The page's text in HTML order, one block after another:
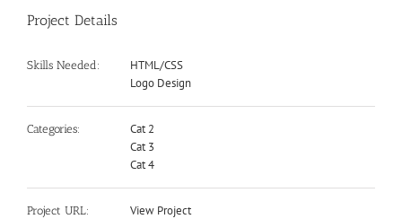
Project Details
Skills Needed:
HTML/CSS
Logo Design
Categories:
Cat 2
Cat 3
Cat 4
Project URL: View Project